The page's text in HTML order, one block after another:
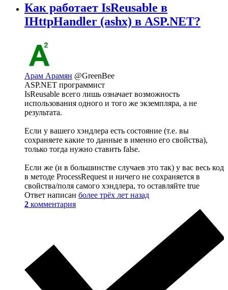
Как работает IsReusable в
IHttpHandler (ashx) в ASP.NET?
Арам Арамян @GreenBee
ASP.NET программист
IsReusable всего лишь означает возможность
использования одного и того же экземпляра, а не
результата.
Если у вашего хэндлера есть состояние (т.е. вы
сохраняете какие то данные в именно его свойства),
только тогда нужно ставить false.
Если же (и в большинстве случаев это так) у вас весь код
в методе ProcessRequest и ничего не сохраняется в
свойства/поля самого хэндлера, то оставляйте true
Ответ написан более трёх лет назад
2 комментария